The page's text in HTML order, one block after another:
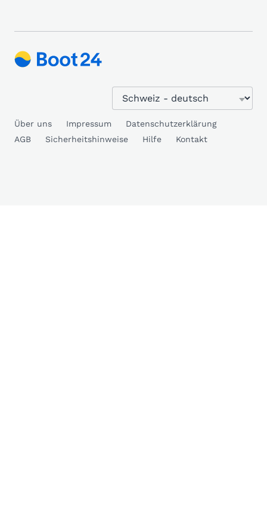
Über uns Impressum
Datenschutzerklärung
AGB
Sicherheitshinweise Hilfe Kontakt